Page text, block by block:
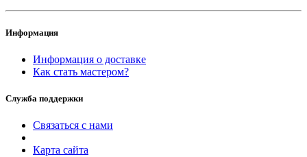
Информация
Информация о доставке
Как стать мастером?
Служба поддержки
Связаться с нами
Карта сайта